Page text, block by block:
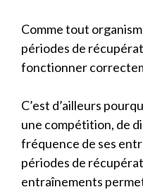
Comme tout
périodes de
fonctionner
C’est d’ailleurs
une compétition, de
fréquence de ses
périodes de
entraînements